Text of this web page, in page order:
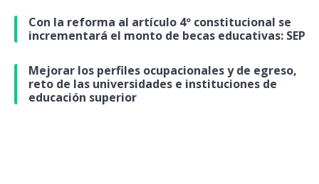
Con la reforma al artículo 4º constitucional se
incrementará el monto de becas educativas: SEP
Mejorar los perfiles ocupacionales y de egreso,
reto de las universidades e instituciones de
educación superior